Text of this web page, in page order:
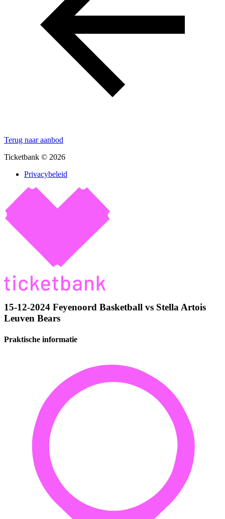
Terug naar aanbod
Ticketbank © 2026
Privacybeleid
15-12-2024 Feyenoord Basketball vs Stella Artois
Leuven Bears
Praktische informatie